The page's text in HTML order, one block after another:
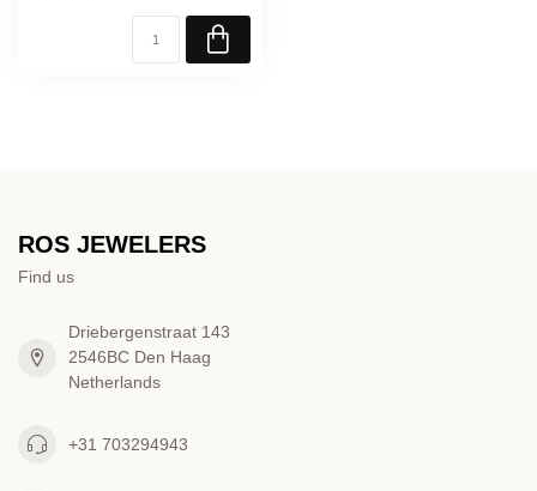
ROS JEWELERS
Find us
Driebergenstraat 143
2546BC Den Haag
Netherlands
+31 703294943